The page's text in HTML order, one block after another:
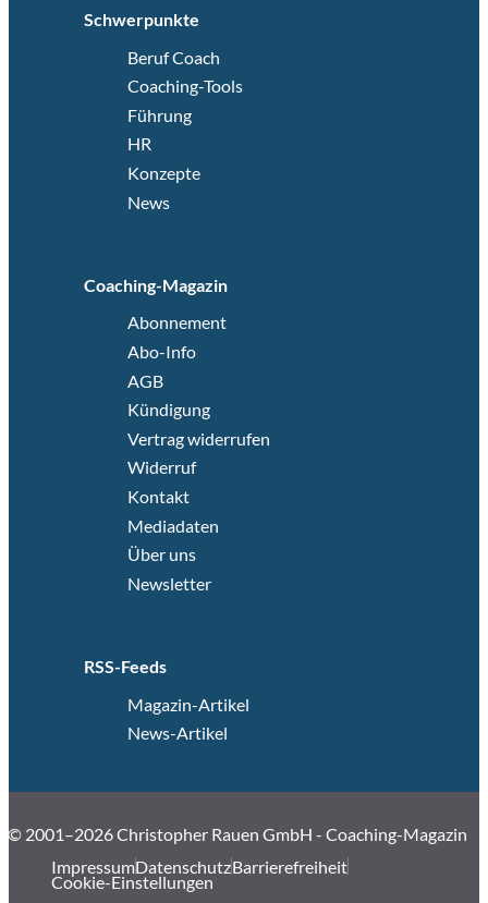
Schwerpunkte
Beruf Coach
Coaching-Tools
Führung
HR
Konzepte
News
Coaching-Magazin
Abonnement
Abo-Info
AGB
Kündigung
Vertrag widerrufen
Widerruf
Kontakt
Mediadaten
Über uns
Newsletter
RSS-Feeds
Magazin-Artikel
News-Artikel
© 2001–2026 Christopher Rauen GmbH - Coaching-Magazin
ImpressumDatenschutzBarrierefreiheit
Cookie-Einstellungen